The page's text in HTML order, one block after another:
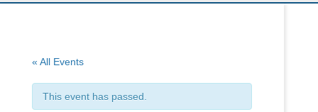
« All Events
This event has passed.